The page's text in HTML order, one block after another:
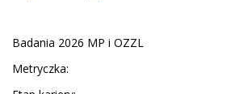
Badania 2026 MP i OZZL
Metryczka: